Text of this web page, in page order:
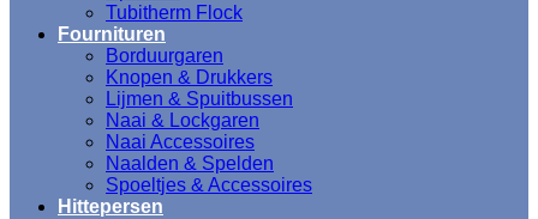
Tubitherm Flock
Fournituren
Borduurgaren
Knopen & Drukkers
Lijmen & Spuitbussen
Naai & Lockgaren
Naai Accessoires
Naalden & Spelden
Spoeltjes & Accessoires
Hittepersen